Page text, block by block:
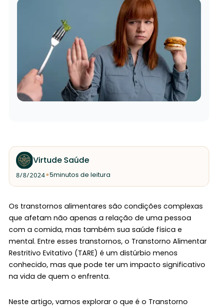
Virtude Saúde
8/8/2024•5minutos de leitura
Os transtornos alimentares são condições complexas
que afetam não apenas a relação de uma pessoa
com a comida, mas também sua saúde física e
mental. Entre esses transtornos, o Transtorno Alimentar
Restritivo Evitativo (TARE) é um distúrbio menos
conhecido, mas que pode ter um impacto significativo
na vida de quem o enfrenta.
Neste artigo, vamos explorar o que é o Transtorno